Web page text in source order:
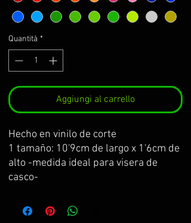
Quantità *
Aggiungi al carrello
Hecho en vinilo de corte
1 tamaño: 10'9cm de largo x 1'6cm de
alto -medida ideal para visera de
casco-